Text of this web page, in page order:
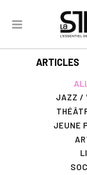
ARTICLES
ALL
JAZZ /
JEUNE